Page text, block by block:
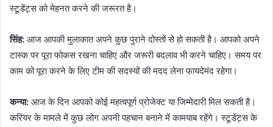
स्टूडेंट्स को मेहनत करने की जरूरत है।
सिंह: आज आपकी मुलाकात अपने कुछ पुराने दोस्तों से हो सकती है। आपको अपने
टास्क पर पूरा फोकस रखना चाहिए और जरूरी बदलाव भी करने चाहिए। समय पर
काम को पूरा करने के लिए टीम की सदस्यों की मदद लेना फायदेमंद रहेगा।
कन्या: आज के दिन आपको कोई महत्वपूर्ण प्रोजेक्ट या जिम्मेदारी मिल सकती है।
करियर के मामले में कुछ लोग अपनी पहचान बनाने में कामयाब रहेंगे। स्टूडेंट्स के